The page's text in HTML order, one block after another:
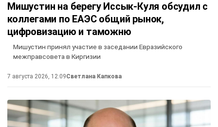
Мишустин на берегу Иссык-Куля обсудил с
коллегами по ЕАЭС общий рынок,
цифровизацию и таможню
Мишустин принял участие в заседании Евразийского
межправсовета в Киргизии
7 августа 2026, 12:09Светлана Капкова